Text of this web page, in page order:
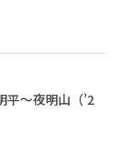
平～夜明山（’2